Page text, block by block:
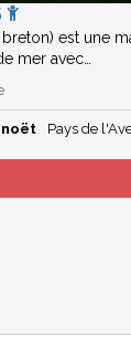
est une
mer avec…
Pays de